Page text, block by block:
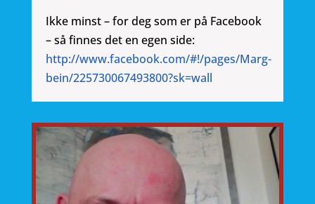
Ikke minst – for deg som er på Facebook
– så finnes det en egen side:
http://www.facebook.com/#!/pages/Marg-
bein/225730067493800?sk=wall